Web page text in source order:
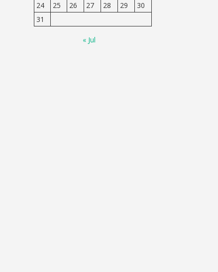
24
25 26 27 28 29
30
31
« Jul